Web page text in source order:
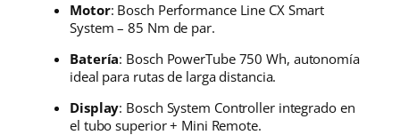
Motor: Bosch Performance Line CX Smart
System – 85 Nm de par.
Batería: Bosch PowerTube 750 Wh, autonomía
ideal para rutas de larga distancia.
Display: Bosch System Controller integrado en
el tubo superior + Mini Remote.